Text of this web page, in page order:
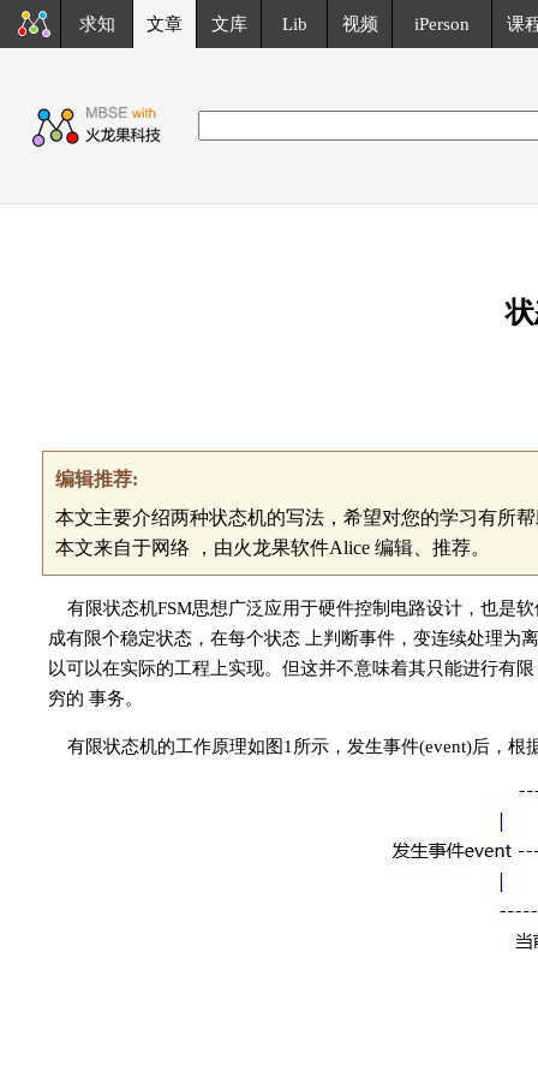
求知 文章 文库 Lib 视频 iPerson 课
编辑推荐:
本文主要介绍两种状态机的写法，希望对您的学习有所
本文来自于网络 ，由火龙果软件Alice 编辑、推荐。
有限状态机FSM思想广泛应用于硬件控制电路设计，也是
成有限个稳定状态，在每个状态 上判断事件，变连续处理为
以可以在实际的工程上实现。但这并不意味着其只能进行有
穷的 事务。
有限状态机的工作原理如图1所示，发生事件(event)后，根